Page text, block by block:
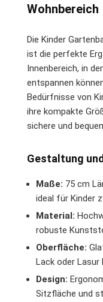
Wohnbereich
Die Kinder
ist die perfekte
Innenbereich, in
entspannen
Bedürfnisse von
ihre kompakte
sichere und
Gestaltung
Maße: 75 cm
ideal für Kinder
Material:
robuste
Oberfläche:
Lack oder Lasur
Design:
Sitzfläche und